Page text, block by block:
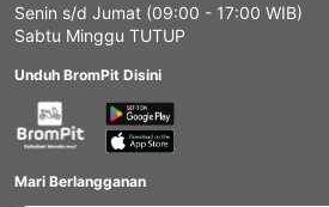
Senin s/d Jumat (09:00 - 17:00 WIB)
Sabtu Minggu TUTUP
Unduh BromPit Disini
Mari Berlangganan